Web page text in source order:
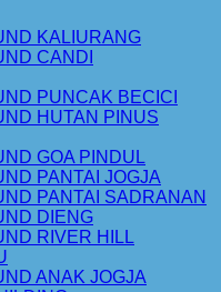
KALIURANG
CANDI
PUNCAK BECICI
HUTAN PINUS
GOA PINDUL
PANTAI JOGJA
PANTAI SADRANAN
DIENG
RIVER HILL
ANAK JOGJA